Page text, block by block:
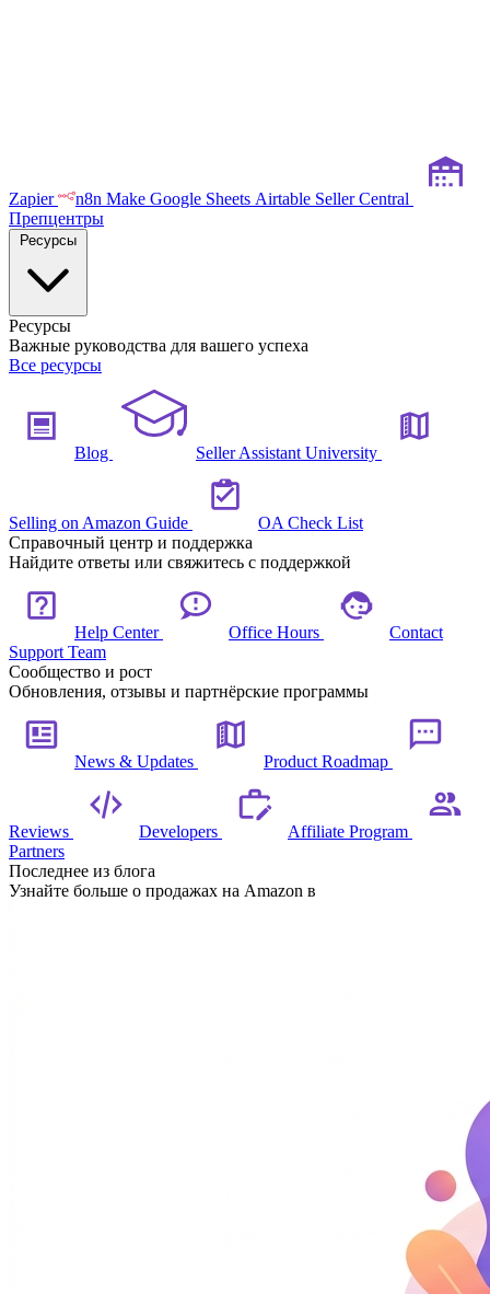
Zapier n8n Make Google Sheets Airtable Seller Central
Препцентры
Ресурсы
Важные руководства для вашего успеха
Все ресурсы
Blog Seller Assistant University
Selling on Amazon Guide
OA Check List
Справочный центр и поддержка
Найдите ответы или свяжитесь с поддержкой
Help Center Office Hours
Contact
Support Team
Сообщество и рост
Обновления, отзывы и партнёрские программы
News & Updates Product Roadmap
Reviews Developers
Affiliate Program
Partners
Последнее из блога
Узнайте больше о продажах на Amazon в